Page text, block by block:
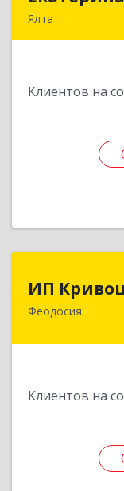
Ялта
Клиентов на
ИП
Феодосия
Клиентов на